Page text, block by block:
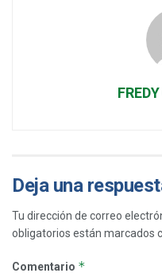
Deja una
Tu dirección de correo
obligatorios están marcados
Comentario *